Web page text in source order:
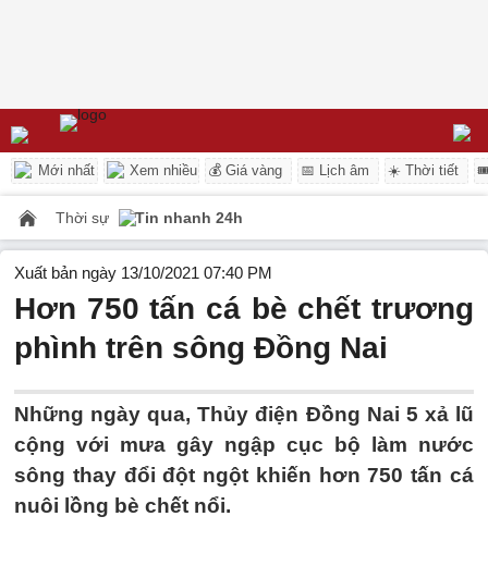
Mới nhất Xem nhiều 💰 Giá vàng 📅 Lịch âm ☀️ Thời tiết
Thời sự Tin nhanh 24h
Xuất bản ngày 13/10/2021 07:40 PM
Hơn 750 tấn cá bè chết trương
phình trên sông Đồng Nai
Những ngày qua, Thủy điện Đồng Nai 5 xả lũ
cộng với mưa gây ngập cục bộ làm nước
sông thay đổi đột ngột khiến hơn 750 tấn cá
nuôi lồng bè chết nổi.